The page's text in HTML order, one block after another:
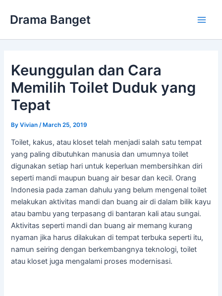
Drama Banget
Keunggulan dan Cara
Memilih Toilet Duduk yang
Tepat
ByVivian /March 25, 2019
Toilet, kakus, atau kloset telah menjadi salah satu tempat
yang paling dibutuhkan manusia dan umumnya toilet
digunakan setiap hari untuk keperluan membersihkan diri
seperti mandi maupun buang air besar dan kecil. Orang
Indonesia pada zaman dahulu yang belum mengenal toilet
melakukan aktivitas mandi dan buang air di dalam bilik kayu
atau bambu yang terpasang di bantaran kali atau sungai.
Aktivitas seperti mandi dan buang air memang kurang
nyaman jika harus dilakukan di tempat terbuka seperti itu,
namun seiring dengan berkembangnya teknologi, toilet
atau kloset juga mengalami proses modernisasi.